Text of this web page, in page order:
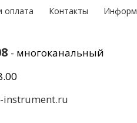
оплата Контакты
- многоканальный
instrument.ru